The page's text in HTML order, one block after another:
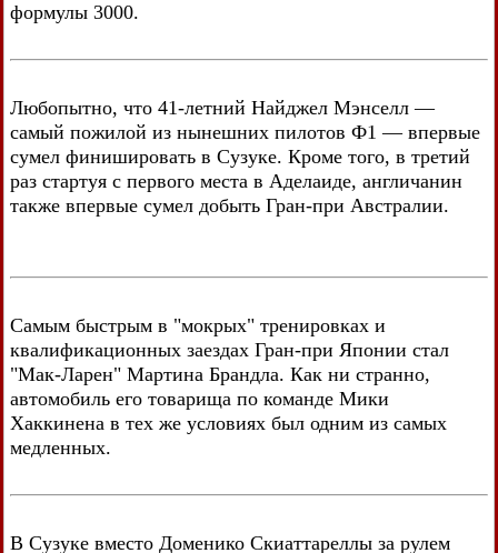
формулы 3000.
Любопытно, что 41-летний Найджел Мэнселл —
самый пожилой из нынешних пилотов Ф1 — впервые
сумел финишировать в Сузуке. Кроме того, в третий
раз стартуя с первого места в Аделаиде, англичанин
также впервые сумел добыть Гран-при Австралии.
Самым быстрым в "мокрых" тренировках и
квалификационных заездах Гран-при Японии стал
"Мак-Ларен" Мартина Брандла. Как ни странно,
автомобиль его товарища по команде Мики
Хаккинена в тех же условиях был одним из самых
медленных.
В Сузуке вместо Доменико Скиаттареллы за рулем